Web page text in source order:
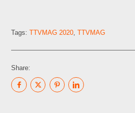
Tags:TTVMAG 2020 ,TTVMAG
Share: